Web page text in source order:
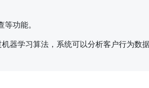
功能。
器学习算法，系统可以分析客户行为数